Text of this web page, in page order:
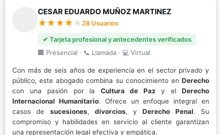
CESAR EDUARDO MUÑOZ MARTINEZ
28 Usuarios
✔ Tarjeta profesional y antecedentes verificados
🏢 Presencial · 📞 Llamada · 💻 Virtual
Con más de seis años de experiencia en el sector privado y
público, este abogado combina su conocimiento en Derecho
con una pasión por la Cultura de Paz y el Derecho
Internacional Humanitario. Ofrece un enfoque integral en
casos de sucesiones, divorcios, yDerecho Penal. Su
compromiso y habilidades en servicio al cliente garantizan
una representación legal efectiva y empática.